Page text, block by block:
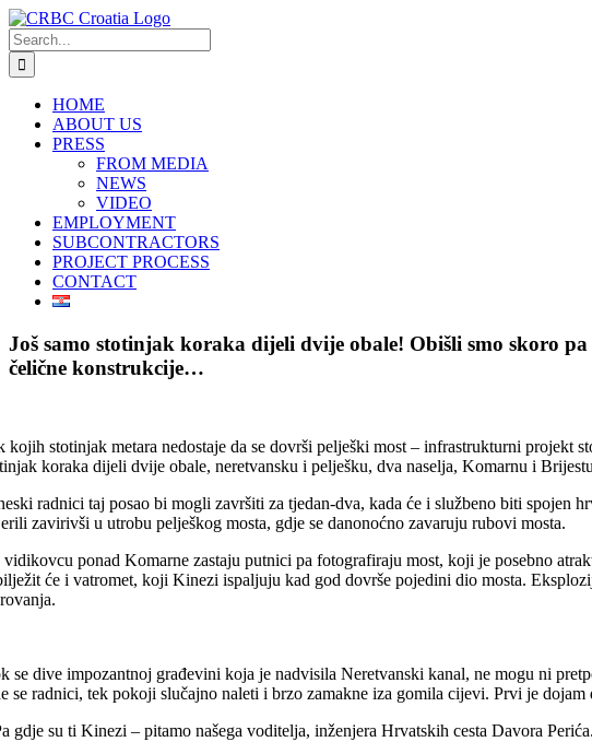
Skip
to
content
Search
for:
HOME
ABOUT US
PRESS
FROM MEDIA
NEWS
VIDEO
EMPLOYMENT
SUBCONTRACTORS
PROJECT PROCESS
CONTACT
Još samo stotinjak koraka dijeli dvije obale! Obišli smo skoro
čelične konstrukcije…
kojih stotinjak metara nedostaje da se dovrši pelješki most – infrastrukturni projekt
koraka dijeli dvije obale, neretvansku i pelješku, dva naselja, Komarnu i
radnici taj posao bi mogli završiti za tjedan-dva, kada će i službeno biti spojen
zavirivši u utrobu pelješkog mosta, gdje se danonoćno zavaruju rubovi mosta.
vidikovcu ponad Komarne zastaju putnici pa fotografiraju most, koji je posebno
će i vatromet, koji Kinezi ispaljuju kad god dovrše pojedini dio mosta.
se dive impozantnoj građevini koja je nadvisila Neretvanski kanal, ne mogu ni
se radnici, tek pokoji slučajno naleti i brzo zamakne iza gomila cijevi. Prvi je dojam
gdje su ti Kinezi – pitamo našega voditelja, inženjera Hrvatskih cesta Davora Perića.